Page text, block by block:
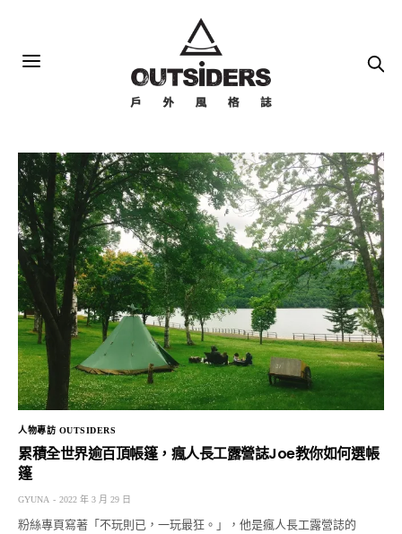
人物專訪 OUTSIDERS
累積全世界逾百頂帳篷，瘋人長工露營誌Joe教你如何選帳
篷
GYUNA 2022 年 3 月 29 日
粉絲專頁寫著「不玩則已，一玩最狂。」，他是瘋人長工露營誌的